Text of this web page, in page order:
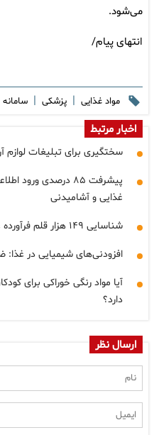
می‌شود.
انتهای پیام/
مواد غذایی | پزشکی | سامانه
اخبار مرتبط
سختگیری برای تبلیغات لوازم
پیشرفت ۸۵ درصدی
غذایی و آشامیدنی
شناسایی ۱۴۹ هزار قلم فرآورده غذایی و آشامیدنی تقلبی و غیرمجاز
افزودنی‌های شیمیایی در غذا:
دارد؟
ارسال نظر